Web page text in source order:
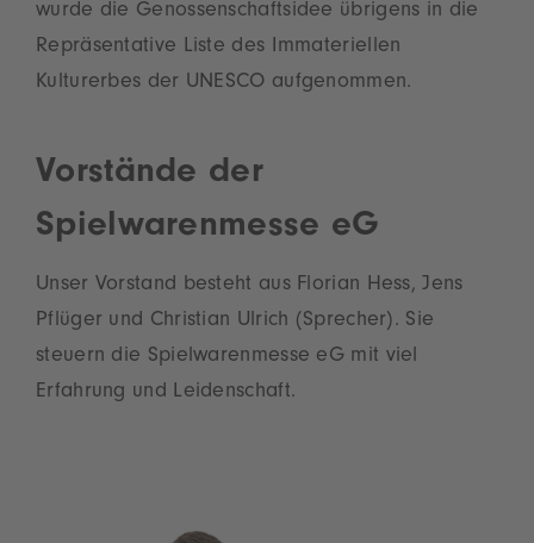
wurde die Genossenschaftsidee übrigens in die
Repräsentative Liste des Immateriellen
Kulturerbes der UNESCO aufgenommen.
Vorstände der
Spielwarenmesse eG
Unser Vorstand besteht aus Florian Hess, Jens
Pflüger und Christian Ulrich (Sprecher). Sie
steuern die Spielwarenmesse eG mit viel
Erfahrung und Leidenschaft.